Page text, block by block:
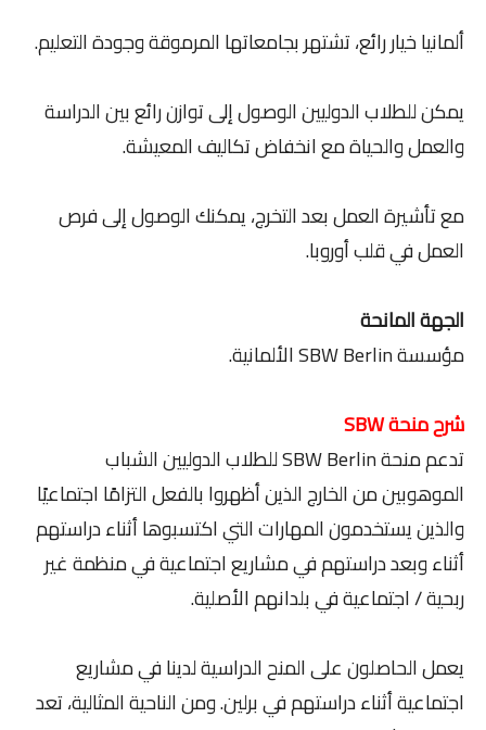
ألمانيا خيار رائع، تشتهر بجامعاتها المرموقة وجودة التعليم.
يمكن للطلاب الدوليين الوصول إلى توازن رائع بين الدراسة
والعمل والحياة مع انخفاض تكاليف المعيشة.
مع تأشيرة العمل بعد التخرج، يمكنك الوصول إلى فرص
العمل في قلب أوروبا.
الجهة المانحة
مؤسسة SBW Berlin الألمانية.
شرح منحة SBW
تدعم منحة SBW Berlin للطلاب الدوليين الشباب
الموهوبين من الخارج الذين أظهروا بالفعل التزامًا اجتماعيًا
والذين يستخدمون المهارات التي اكتسبوها أثناء دراستهم
أثناء وبعد دراستهم في مشاريع اجتماعية في منظمة غير
ربحية / اجتماعية في بلدانهم الأصلية.
يعمل الحاصلون على المنح الدراسية لدينا في مشاريع
اجتماعية أثناء دراستهم في برلين. ومن الناحية المثالية، تعد